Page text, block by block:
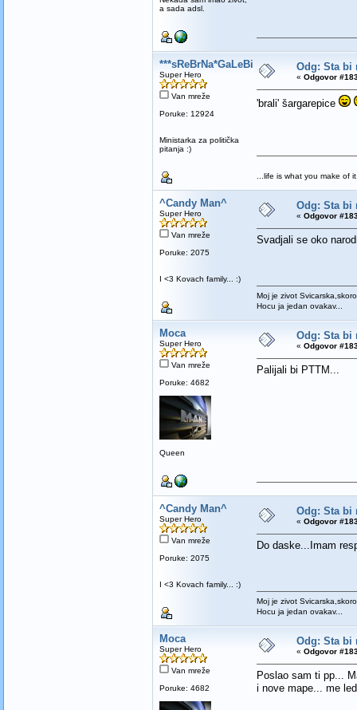
a sada adsl.
***sReBrNa*GaLeBiCa***
Super Hero
Van mreže
Poruke: 12924
Ministarka za politička
pitanja :)
Odg: Sta bi
« Odgovor
'brali' šargarepice
...life is what you make of
^Candy Man^
Super Hero
Van mreže
Poruke: 2075
I <3 Kovach family... :)
Odg: Sta bi
« Odgovor
Svadjali se oko
Moj je zivot
Hocu ja jedan ovakav...
Moca
Super Hero
Van mreže
Poruke: 4682
Queen
Odg: Sta bi
« Odgovor
Palijali bi PTTM...
^Candy Man^
Super Hero
Van mreže
Poruke: 2075
I <3 Kovach family... :)
Odg: Sta bi
« Odgovor
Do daske...Imam
Moj je zivot
Hocu ja jedan ovakav...
Moca
Super Hero
Van mreže
Poruke: 4682
Odg: Sta bi
« Odgovor
Poslao sam ti pp...
i nove mape... me